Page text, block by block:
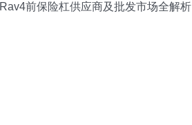
Rav4前保险杠供应商及批发市场全解析